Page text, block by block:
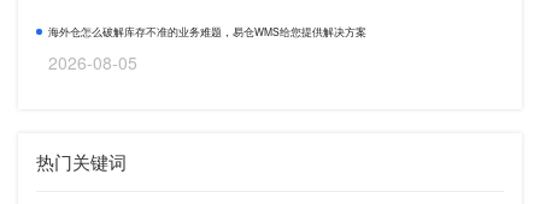
海外仓怎么破解库存不准的业务难题，易仓WMS给您提供解决方案
2026-08-05
热门关键词